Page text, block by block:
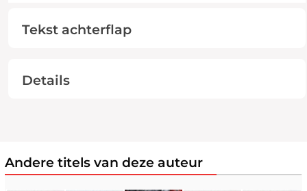
Tekst achterflap
Details
Andere titels van deze auteur